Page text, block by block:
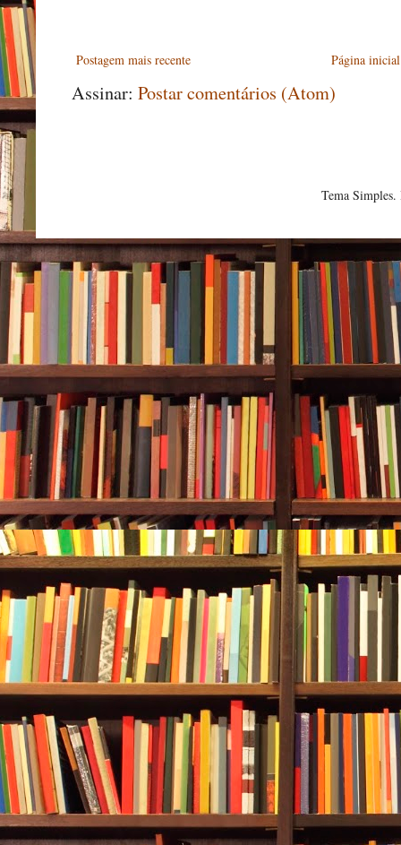
Postagem mais recente Página inicial
Assinar: Postar comentários (Atom)
Tema